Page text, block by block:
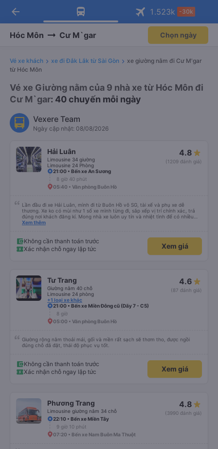
Tải app Vexere ngay!
Nhận ưu đãi thành viên độc
Mở app
Tải app Vexere
-30k/ghế khi đặt vé máy bay qua
Mở app
arrow_back 1.523k -30k
Hóc Môn Cư M`gar Chọn ngày
Vé xe khách xe đi Đắk Lắk từ Sài Gòn
xe giường nằm đi Cư M'gar
từ Hóc Môn
Vé xe Giường nằm của 9 nhà xe từ Hóc Môn đi
Cư M`gar: 40 chuyến mỗi ngày
Vexere Team
Ngày cập nhật: 08/08/2026
Hải Luân
Limousine 34 giường
Limousine 24 Phòng
4.8
(1209 đánh giá)
21:00 • Bến xe An Sương
8 giờ 40 phút
05:40 • Văn phòng Buôn Hồ
Lần đầu đi xe Hải Luân, mình đi từ Buôn Hồ vô SG, tài xế và phụ xe dễ
thương. Xe ko có mùi như 1 số xe mình từng đi, sắp xếp vị trí chính xác, trả
đúng nơi khách đăng kí. Mong nhà xe luôn uy tín và nhiệt tình để có nhiều
khách hàng hơn nữa
Xem thêm
Không cần thanh toán trước
Xác nhận chỗ ngay lập tức
Xem giá
Tư Trang
Giường nằm 40 chỗ
Limousine 24 phòng
+1 loại xe khác
4.6
(87 đánh giá)
21:00 • Bến xe Miền Đông cũ (Dãy 7 - C5)
8 giờ
05:00 • Văn phòng Buôn Hồ
Giường rộng nằm thoải mái, gối và mền rất sạch sẽ thơm tho, được ngồi
đúng chỗ đã đặt, thái độ phục vụ tốt.
Không cần thanh toán trước
Xác nhận chỗ ngay lập tức
Xem giá
Phương Trang
Limousine giường nằm 34 chỗ
4.8
(3990 đánh giá)
22:10 • Bến xe Miền Tây
9 giờ 10 phút
07:20 • Bến xe Nam Buôn Ma Thuột